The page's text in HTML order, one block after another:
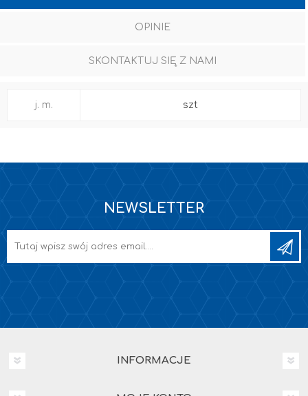
OPINIE
SKONTAKTUJ SIĘ Z NAMI
j. m. szt
NEWSLETTER
INFORMACJE